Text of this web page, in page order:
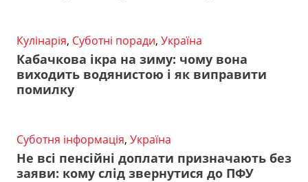
Кулінарія, Суботні поради, Україна
Кабачкова ікра на зиму: чому вона
виходить водянистою і як виправити
помилку
Суботня інформація, Україна
Не всі пенсійні доплати призначають без
заяви: кому слід звернутися до ПФУ